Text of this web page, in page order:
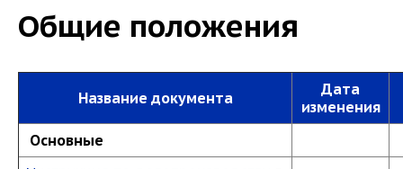
Общие положения
Название документа
Дата
изменения
Основные